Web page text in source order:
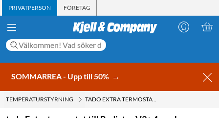
PRIVATPERSON FÖRETAG
SOMMARREA - Upp till 50% →
TEMPERATURSTYRNING TADO EXTRA TERMOSTAT TILL RADIATOR V3+ 4-PACK